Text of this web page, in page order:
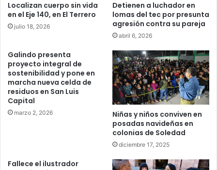
Localizan cuerpo sin vida
en el Eje 140, en El Terrero
julio 18, 2026
Detienen a luchador en
lomas del tec por presunta
agresión contra su pareja
abril 6, 2026
Galindo presenta
proyecto integral de
sostenibilidad y pone en
marcha nueva celda de
residuos en San Luis
Capital
marzo 2, 2026
Niñas y niños conviven en
posadas navideñas en
colonias de Soledad
diciembre 17, 2025
Fallece el ilustrador